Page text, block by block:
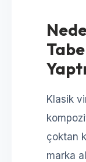
Klasik
çoktan
marka